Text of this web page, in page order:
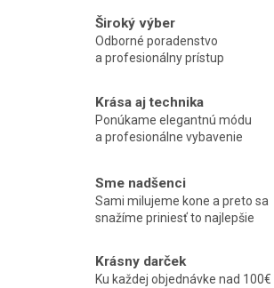
Široký výber
Odborné poradenstvo
a profesionálny prístup
Krása aj technika
Ponúkame elegantnú módu
a profesionálne vybavenie
Sme nadšenci
Sami milujeme kone a preto sa
snažíme priniesť to najlepšie
Krásny darček
Ku každej objednávke nad 100€